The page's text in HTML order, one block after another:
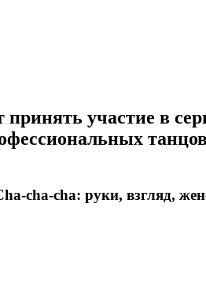
участие в
cha-cha: руки, взгляд,